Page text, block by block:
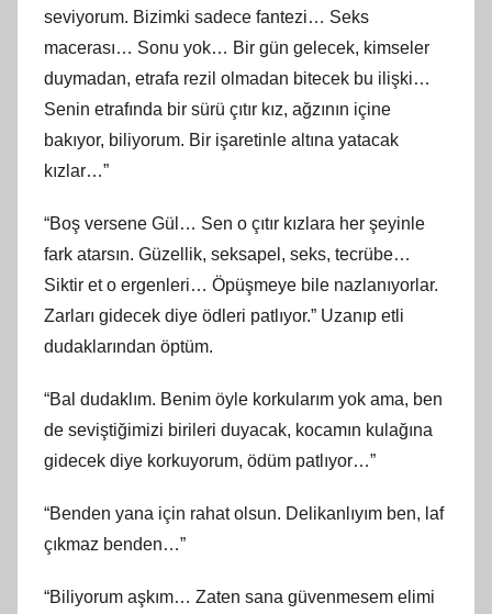
seviyorum. Bizimki sadece fantezi… Seks
macerası… Sonu yok… Bir gün gelecek, kimseler
duymadan, etrafa rezil olmadan bitecek bu ilişki…
Senin etrafında bir sürü çıtır kız, ağzının içine
bakıyor, biliyorum. Bir işaretinle altına yatacak
kızlar…”
“Boş versene Gül… Sen o çıtır kızlara her şeyinle
fark atarsın. Güzellik, seksapel, seks, tecrübe…
Siktir et o ergenleri… Öpüşmeye bile nazlanıyorlar.
Zarları gidecek diye ödleri patlıyor.” Uzanıp etli
dudaklarından öptüm.
“Bal dudaklım. Benim öyle korkularım yok ama, ben
de seviştiğimizi birileri duyacak, kocamın kulağına
gidecek diye korkuyorum, ödüm patlıyor…”
“Benden yana için rahat olsun. Delikanlıyım ben, laf
çıkmaz benden…”
“Biliyorum aşkım… Zaten sana güvenmesem elimi